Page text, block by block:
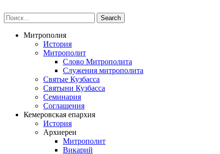
Митрополия
История
Митрополит
Слово Митрополита
Служения митрополита
Святые Кузбасса
Святыни Кузбасса
Семинария
Соглашения
Кемеровская епархия
История
Архиереи
Митрополит
Викарий